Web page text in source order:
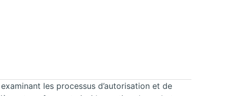
les processus d’autorisation et de